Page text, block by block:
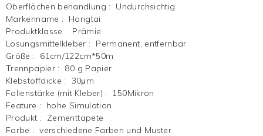
Oberflächen behandlung :
Undurchsichtig
Markenname :
Hongtai
Produktklasse :
Prämie
Lösungsmittelkleber :
Permanent, entfernbar
Größe :
61cm/122cm*50m
Trennpapier :
80 g Papier
Klebstoffdicke :
30μm
Folienstärke (mit Kleber) :
150Mikron
Feature :
hohe Simulation
Produkt :
Zementtapete
Farbe : verschiedene Farben und Muster